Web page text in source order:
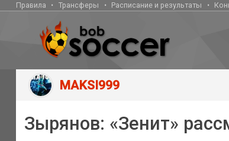
Правила Трансферы Расписание и результаты
MAKSI999
Зырянов: «Зенит»